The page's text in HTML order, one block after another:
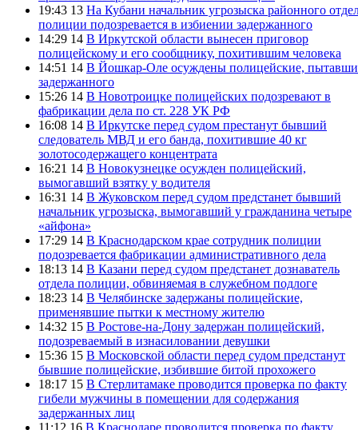
19:43 13 На Кубани начальник угрозыска районного
полиции подозревается в избиении задержанного
14:29 14 В Иркутской области вынесен приговор
полицейскому и его сообщнику, похитившим человека
14:51 14 В Йошкар-Оле осуждены полицейские,
задержанного
15:26 14 В Новотроицке полицейских подозревают в
фабрикации дела по ст. 228 УК РФ
16:08 14 В Иркутске перед судом престанут бывший
следователь МВД и его банда, похитившие 40 кг
золотосодержащего концентрата
16:21 14 В Новокузнецке осужден полицейский,
вымогавший взятку у водителя
16:31 14 В Жуковском перед судом предстанет бывший
начальник угрозыска, вымогавший у гражданина четыре
«айфона»
17:29 14 В Краснодарском крае сотрудник полиции
подозревается фабрикации административного дела
18:13 14 В Казани перед судом предстанет дознаватель
отдела полиции, обвиняемая в служебном подлоге
18:23 14 В Челябинске задержаны полицейские,
применявшие пытки к местному жителю
14:32 15 В Ростове-на-Дону задержан полицейский,
подозреваемый в изнасиловании девушки
15:36 15 В Московской области перед судом предстанут
бывшие полицейские, избившие битой прохожего
18:17 15 В Стерлитамаке проводится проверка по факту
гибели мужчины в помещении для содержания
задержанных лиц
11:12 16 В Краснодаре проводится проверка по факту